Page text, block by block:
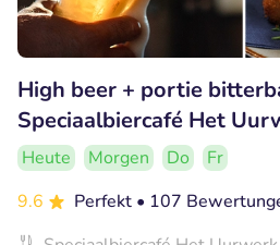
High beer + portie
Speciaalbiercafé Het
Heute Morgen Do
Fr
9.6
Perfekt • 107